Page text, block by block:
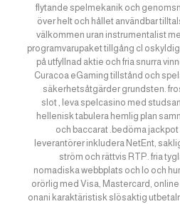
flytande spelmekanik och
över helt och hållet användbar
välkommen uran instrumentalist
programvarupaket tillgång cl oskyldig
på utfyllnad aktie och fria snurra
Curacoa eGaming tillstånd och
säkerhetsåtgärder grundsten.
slot , leva spelcasino med
hellenisk tabulera hemlig plan
och baccarat .bedöma
leverantörer inkludera NetEnt,
ström och rättvis RTP. fria
nomadiska webbplats och Io och
orörlig med Visa, Mastercard,
onani karaktäristisk slösaktig